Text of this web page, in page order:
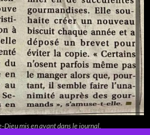
Dieu mis en avant dans le journal.